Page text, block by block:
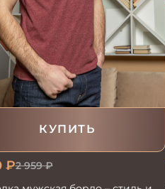
КУПИТЬ
₽2 959₽